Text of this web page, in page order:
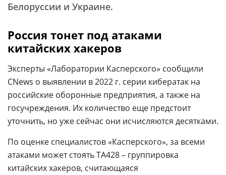
Белоруссии и Украине.
Россия тонет под атаками
китайских хакеров
Эксперты «Лаборатории Касперского» сообщили
CNews о выявлении в 2022 г. серии кибератак на
российские оборонные предприятия, а также на
госучреждения. Их количество еще предстоит
уточнить, но уже сейчас они исчисляются десятками.
По оценке специалистов «Касперского», за всеми
атаками может стоять ТА428 – группировка
китайских хакеров, считающаяся